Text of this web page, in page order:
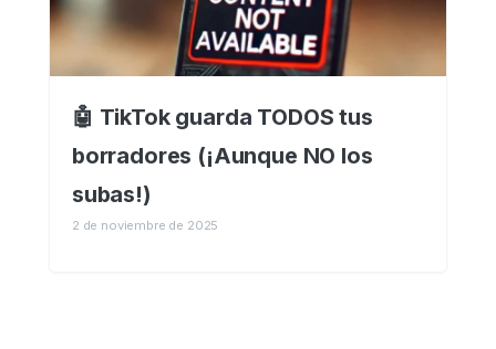
🤖 TikTok guarda TODOS tus
borradores (¡Aunque NO los
subas!)
2 de noviembre de 2025